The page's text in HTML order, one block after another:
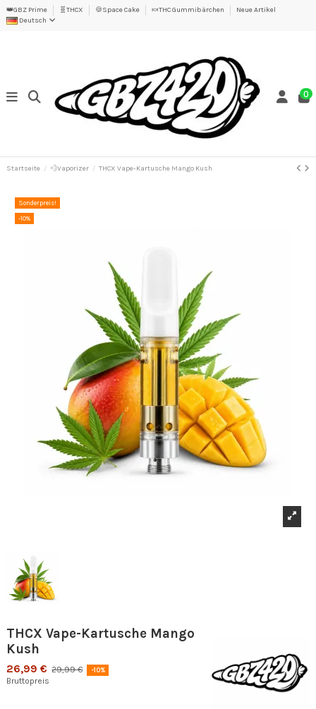
👑GBZ Prime 🧬THCX 🍪Space Cake 🍬THC Gummibärchen
Neue Artikel
Deutsch
0
Startseite 💨Vaporizer THCX Vape-Kartusche Mango Kush
Sonderpreis!
-10%
THCX Vape-Kartusche Mango
Kush
26,99 € 29,99 € -10%
Bruttopreis